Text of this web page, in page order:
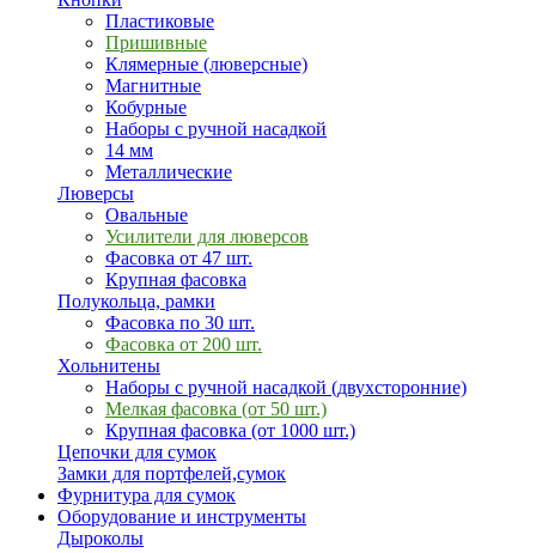
Пластиковые
Пришивные
Клямерные (люверсные)
Магнитные
Кобурные
Наборы с ручной насадкой
14 мм
Металлические
Люверсы
Овальные
Усилители для люверсов
Фасовка от 47 шт.
Крупная фасовка
Полукольца, рамки
Фасовка по 30 шт.
Фасовка от 200 шт.
Хольнитены
Наборы с ручной насадкой (двухсторонние)
Мелкая фасовка (от 50 шт.)
Крупная фасовка (от 1000 шт.)
Цепочки для сумок
Замки для портфелей,сумок
Фурнитура для сумок
Оборудование и инструменты
Дыроколы